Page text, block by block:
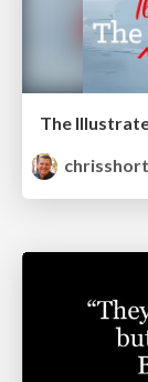
The
chrisshort